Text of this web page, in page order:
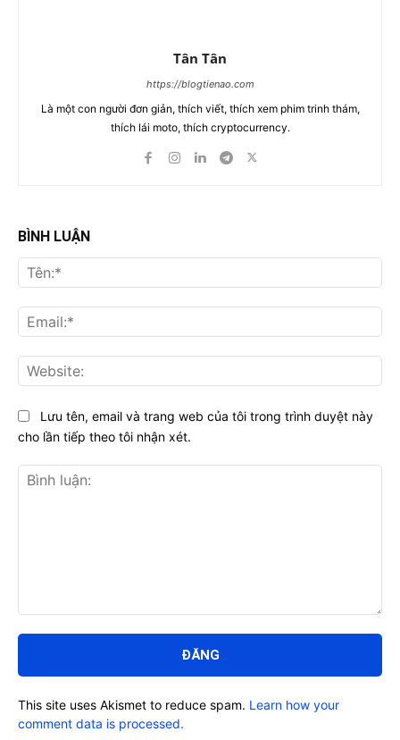
Tân Tân
https://blogtienao.com
Là một con người đơn giản, thích viết, thích xem phim trinh thám,
thích lái moto, thích cryptocurrency.
BÌNH LUẬN
luận:
Lưu tên, email và trang web của tôi trong trình duyệt này
cho lần tiếp theo tôi nhận xét.
This site uses Akismet to reduce spam. Learn how your
comment data is processed.